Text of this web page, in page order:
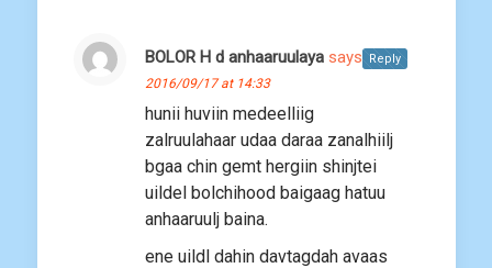
BOLOR H d anhaaruulaya says:
2016/09/17 at 14:33
hunii huviin medeelliig
zalruulahaar udaa daraa zanalhiilj
bgaa chin gemt hergiin shinjtei
uildel bolchihood baigaag hatuu
anhaaruulj baina.
ene uildl dahin davtagdah avaas
Reply